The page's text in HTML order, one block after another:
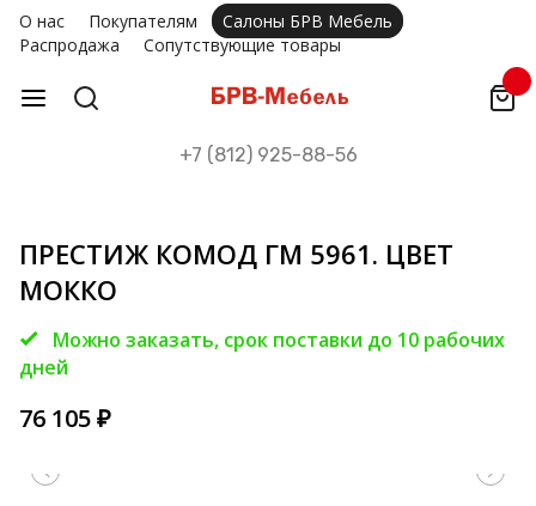
О нас Покупателям
Салоны БРВ Мебель
Распродажа
Сопутствующие товары
+7 (812) 925-88-56
ПРЕСТИЖ КОМОД ГМ 5961. ЦВЕТ
МОККО
Можно заказать, срок поставки до 10 рабочих
дней
76 105₽